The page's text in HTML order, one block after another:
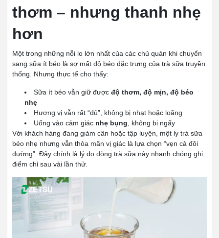
thơm – nhưng thanh nhẹ
hơn
Một trong những nỗi lo lớn nhất của các chủ quán khi chuyển
sang sữa ít béo là sợ mất độ béo đặc trưng của trà sữa truyền
thống. Nhưng thực tế cho thấy:
Sữa ít béo vẫn giữ được độ thơm, độ mịn, độ béo
nhẹ
Hương vị vẫn rất “đủ”, không bị nhạt hoặc loãng
Uống vào cảm giác nhẹ bụng , không bị ngấy
Với khách hàng đang giảm cân hoặc tập luyện, một ly trà sữa
béo nhẹ nhưng vẫn thỏa mãn vị giác là lựa chọn “vẹn cả đôi
đường”. Đây chính là lý do dòng trà sữa này nhanh chóng ghi
điểm chỉ sau vài lần thử.